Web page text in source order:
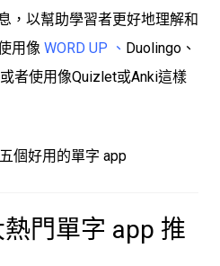
，以幫助學習者更好地理解和
用像 WORD UP 、 Duolingo、
者使用像Quizlet或Anki這樣
個好用的單字 app
門單字 app 推